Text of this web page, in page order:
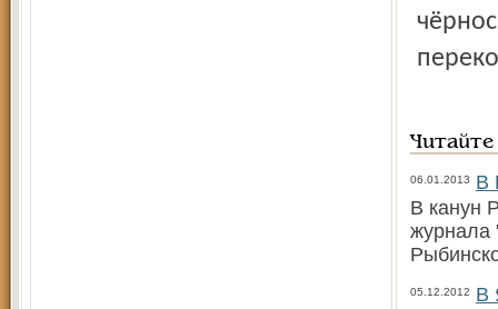
06.01.2013
В
В канун
журнала
05.12.2012
В